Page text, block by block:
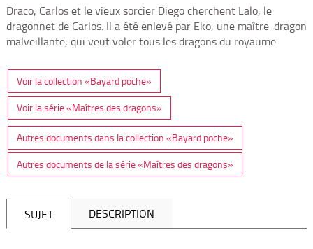
Draco, Carlos et le vieux sorcier Diego cherchent Lalo, le
dragonnet de Carlos. Il a été enlevé par Eko, une maître-dragon
malveillante, qui veut voler tous les dragons du royaume.
Voir la collection «Bayard poche»
Voir la série «Maîtres des dragons»
Autres documents dans la collection «Bayard poche»
Autres documents de la série «Maîtres des dragons»
SUJET DESCRIPTION